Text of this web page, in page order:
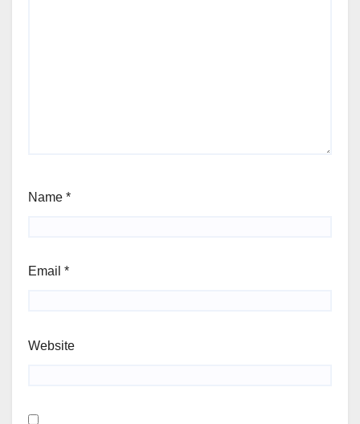
Name *
Email *
Website